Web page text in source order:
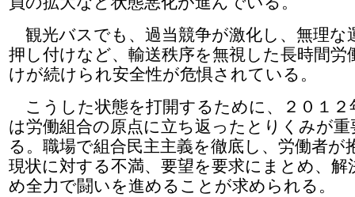
観光バスでも、過当競争が激化し、無理な
押し付けなど、輸送秩序を無視した長時間労
けが続けられ安全性が危惧されている。
こうした状態を打開するために、２０１２
は労働組合の原点に立ち返ったとりくみが重
る。職場で組合民主主義を徹底し、労働者が
現状に対する不満、要望を要求にまとめ、解
め全力で闘いを進めることが求められる。